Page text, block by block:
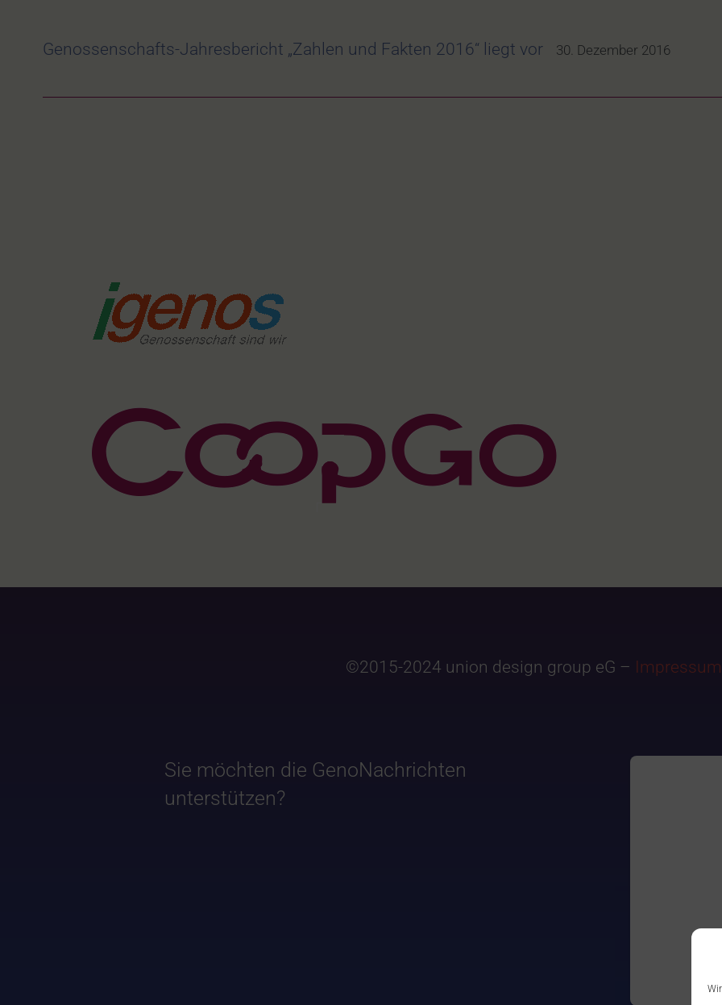
Genossenschafts-Jahresbericht „Zahlen und Fakten 2016“ liegt vor 30. Dezember 2016
©2015-2024 union design group eG – Impressum
Sie möchten die GenoNachrichten
unterstützen?